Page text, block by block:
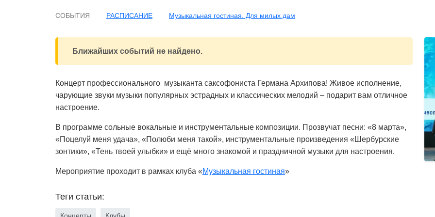
СОБЫТИЯ РАСПИСАНИЕ Музыкальная гостиная. Для милых дам
Ближайших событий не найдено.
Концерт профессионального музыканта саксофониста Германа Архипова! Живое исполнение,
чарующие звуки музыки популярных эстрадных и классических мелодий – подарит вам отличное
настроение.
В программе сольные вокальные и инструментальные композиции. Прозвучат песни: «8 марта»,
«Поцелуй меня удача», «Полюби меня такой», инструментальные произведения «Шербурские
зонтики», «Тень твоей улыбки» и ещё много знакомой и праздничной музыки для настроения.
Мероприятие проходит в рамках клуба «Музыкальная гостиная»
Теги статьи:
Концерты Клубы